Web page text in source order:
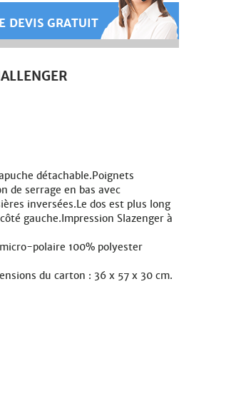
DEVIS GRATUIT
détachable.Poignets
de serrage en bas avec
inversées.Le dos est plus long
gauche.Impression Slazenger à
polaire 100% polyester
du carton : 36 x 57 x 30 cm.